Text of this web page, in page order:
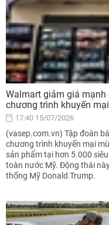
Walmart giảm giá
chương trình khuyến
17:40 15/07/2026
(vasep.com.vn) Tập đoàn
chương trình khuyến mại
sản phẩm tại hơn 5.000
toàn nước Mỹ. Động thái
thống Mỹ Donald Trump.